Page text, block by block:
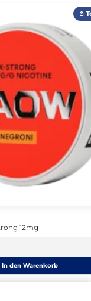
𖤘
12mg
In den Warenkorb